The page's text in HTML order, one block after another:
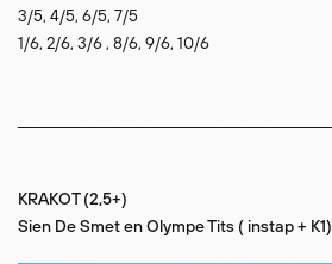
3/5, 4/5, 6/5, 7/5
1/6, 2/6, 3/6 , 8/6, 9/6, 10/6
KRAKOT (2,5+)
Sien De Smet en Olympe Tits ( instap + K1)